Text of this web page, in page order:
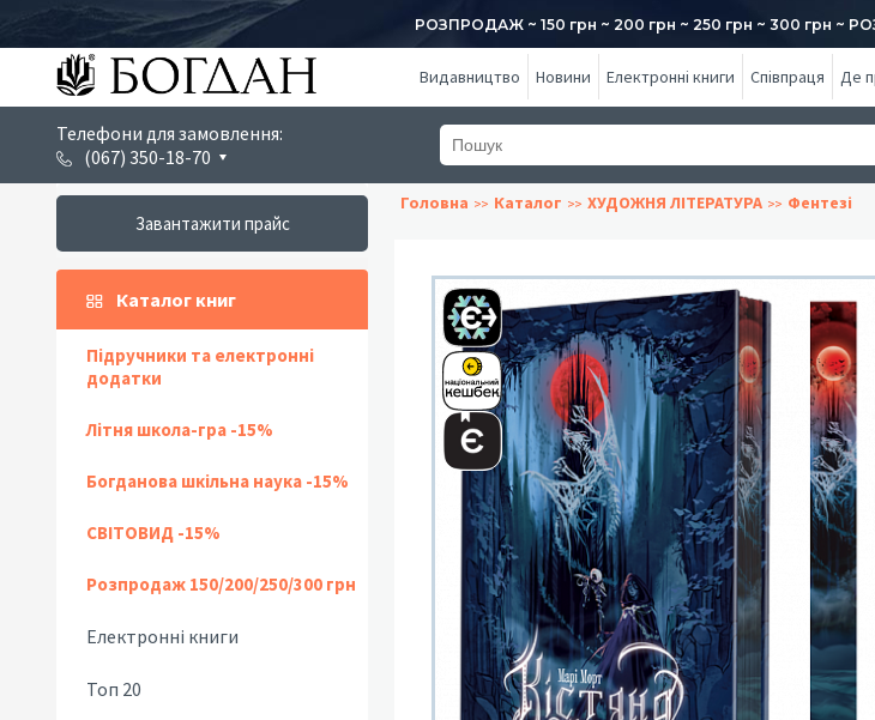
РОЗПРОДАЖ ~ 150 грн ~ 200 грн ~ 250 грн ~ 300 грн ~
Видавництво Новини Електронні книги Співпраця Де
Телефони для замовлення:
(067) 350-18-70
Завантажити прайс
Каталог книг
Підручники та електронні
додатки
Літня школа-гра -15%
Богданова шкільна наука -15%
СВІТОВИД -15%
Розпродаж 150/200/250/300 грн
Електронні книги
Топ 20
Головна Каталог ХУДОЖНЯ ЛІТЕРАТУРА Фентезі